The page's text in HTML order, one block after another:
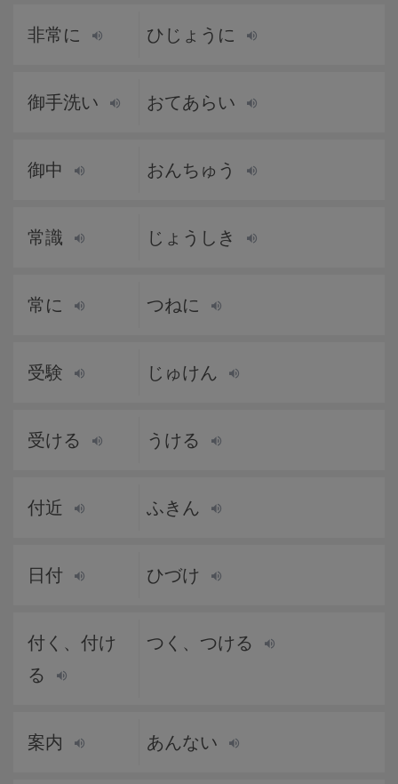
非常に ひじょうに
御手洗い おてあらい
御中 おんちゅう
常識 じょうしき
常に つねに
受験 じゅけん
受ける うける
付近 ふきん
日付 ひづけ
付く、付け
る
つく、つける
案内 あんない